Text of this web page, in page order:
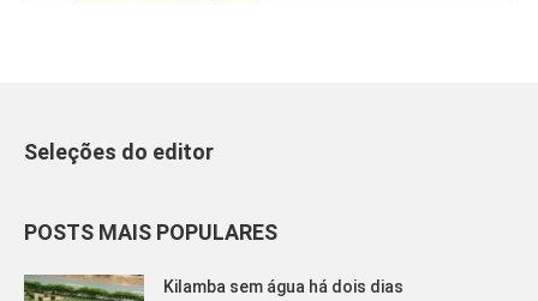
Seleções do editor
POSTS MAIS POPULARES
Kilamba sem água há dois dias